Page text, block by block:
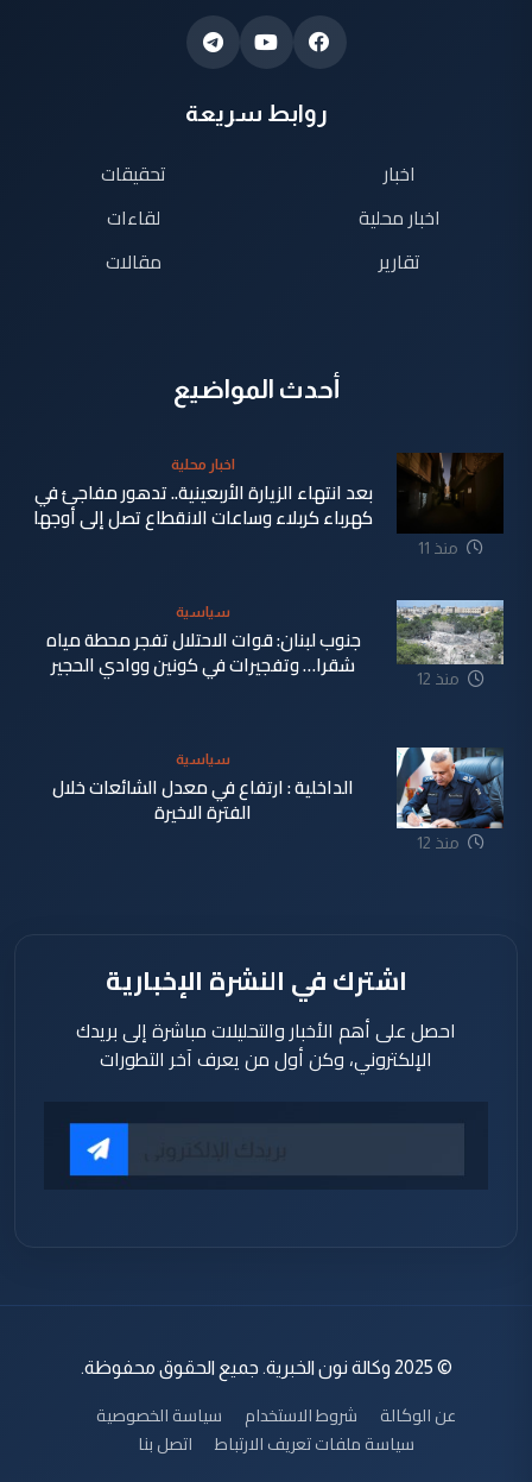
روابط سريعة
اخبار
اخبار محلية
تقارير
تحقيقات
لقاءات
مقالات
أحدث المواضيع
منذ 11
اخبار محلية
بعد انتهاء الزيارة الأربعينية.. تدهور مفاجئ في
كهرباء كربلاء وساعات الانقطاع تصل إلى أوجها
منذ 12
سياسية
جنوب لبنان: قوات الاحتلال تفجر محطة مياه
شقرا… وتفجيرات في كونين ووادي الحجير
منذ 12
سياسية
الداخلية : ارتفاع في معدل الشائعات خلال
الفترة الاخيرة
اشترك في النشرة الإخبارية
احصل على أهم الأخبار والتحليلات مباشرة إلى بريدك
الإلكتروني، وكن أول من يعرف آخر التطورات
© 2025 وكالة نون الخبرية. جميع الحقوق محفوظة.
عن الوكالة شروط الاستخدام
سياسة الخصوصية
سياسة ملفات تعريف الارتباط
اتصل بنا